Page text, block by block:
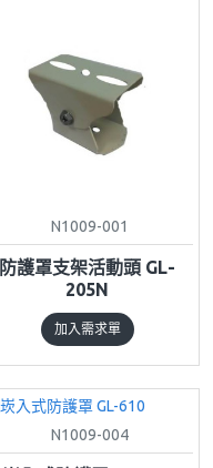
N1009-001
防護罩支架活動頭 GL-
205N
加入需求單
N1009-004